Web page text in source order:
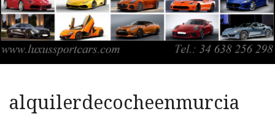
alquilerdecocheenmurcia